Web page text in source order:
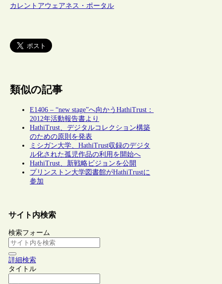
カレントアウェアネス・ポータル
類似の記事
E1406 – “new stage”へ向かうHathiTrust：
2012年活動報告書より
HathiTrust、デジタルコレクション構築
のための原則を発表
ミシガン大学、HathiTrust収録のデジタ
ル化された孤児作品の利用を開始へ
HathiTrust、新戦略ビジョンを公開
プリンストン大学図書館がHathiTrustに
参加
サイト内検索
検索フォーム
詳細検索
タイトル